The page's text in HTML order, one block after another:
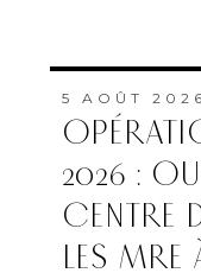
5 AOÛT 2026
2026 :
CENTRE
LES MRE